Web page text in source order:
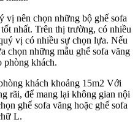
vị nên chọn những bộ ghế sofa
nhất. Trên thị trường, có nhiều
vị có nhiều sự chọn lựa. Nếu
chọn những mẫu ghế sofa văng
phòng khách.
khách khoảng 15m2 Với
rãi, để mang lại không gian nội
ghế sofa văng hoặc ghế sofa
L.